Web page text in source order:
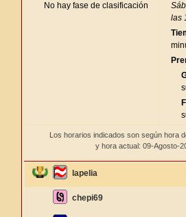
No hay fase de clasificación
las
Los horarios indicados son según hora
y hora actual: 09-Agosto-
lapelia
chepi69